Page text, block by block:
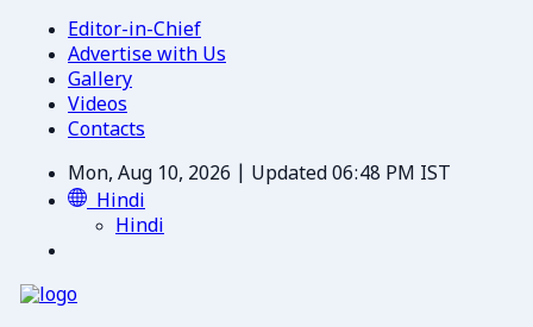
Editor-in-Chief
Advertise with Us
Gallery
Videos
Contacts
Mon, Aug 10, 2026 | Updated 06:48 PM IST
Hindi
Hindi